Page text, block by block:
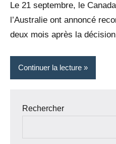
Le 21 septembre, le
l’Australie ont annoncé
deux mois après la
Continuer la lecture
Rechercher